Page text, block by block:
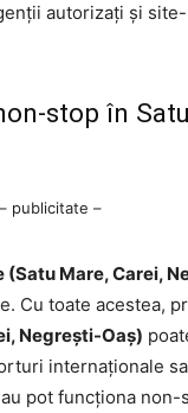
autorizați și
stop în
– publicitate –
Mare, Carei,
Cu toate acestea,
Negrești-Oaș)
internaționale
pot funcționa